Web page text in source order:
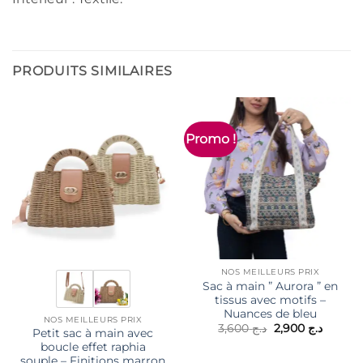
PRODUITS SIMILAIRES
NOS MEILLEURS PRIX
Petit sac à main avec
boucle effet raphia
Promo !
NOS MEILLEURS PRIX
Sac à main ” Aurora ” en
tissus avec motifs –
Nuances de bleu
د.ج3,600
Le
prix
د.ج 2,900
Le